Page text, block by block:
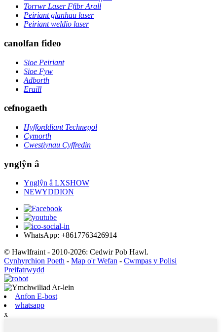
Torrwr Laser Ffibr Arall
Peiriant glanhau laser
Peiriant weldio laser
canolfan fideo
Sioe Peiriant
Sioe Fyw
Adborth
Eraill
cefnogaeth
Hyfforddiant Technegol
Cymorth
Cwestiynau Cyffredin
ynglŷn â
Ynglŷn â LXSHOW
NEWYDDION
WhatsApp: +8617763426914
© Hawlfraint - 2010-2026: Cedwir Pob Hawl.
Cynhyrchion Poeth - Map o'r Wefan - Cwmpas y Polisi
Preifatrwydd
Anfon E-bost
whatsapp
x